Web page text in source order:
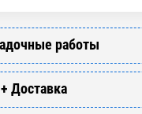
работы
Доставка